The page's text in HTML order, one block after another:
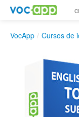
VocApp / Cursos de